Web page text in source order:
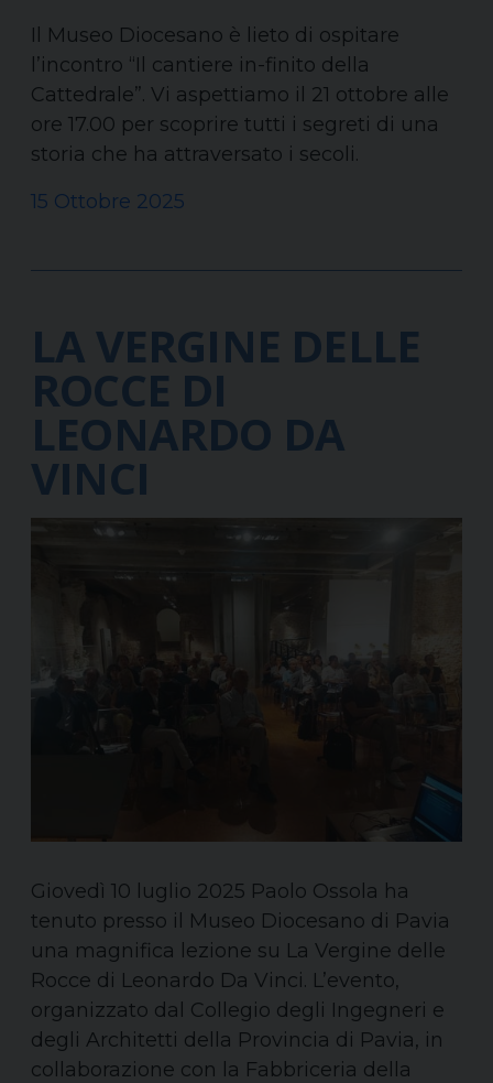
Il Museo Diocesano è lieto di ospitare
l’incontro “Il cantiere in-finito della
Cattedrale”. Vi aspettiamo il 21 ottobre alle
ore 17.00 per scoprire tutti i segreti di una
storia che ha attraversato i secoli.
15 Ottobre 2025
LA VERGINE DELLE
ROCCE DI
LEONARDO DA
VINCI
Giovedì 10 luglio 2025 Paolo Ossola ha
tenuto presso il Museo Diocesano di Pavia
una magnifica lezione su La Vergine delle
Rocce di Leonardo Da Vinci. L’evento,
organizzato dal Collegio degli Ingegneri e
degli Architetti della Provincia di Pavia, in
collaborazione con la Fabbriceria della